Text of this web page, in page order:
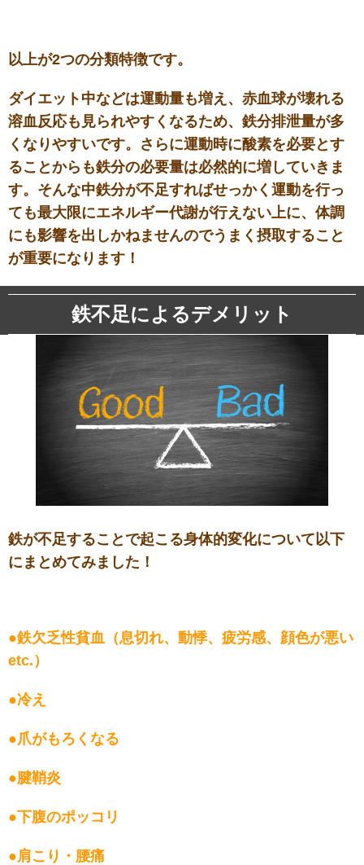
以上が2つの分類特徴です。
ダイエット中などは運動量も増え、赤血球が壊れる
溶血反応も見られやすくなるため、鉄分排泄量が多
くなりやすいです。さらに運動時に酸素を必要とす
ることからも鉄分の必要量は必然的に増していきま
す。そんな中鉄分が不足すればせっかく運動を行っ
ても最大限にエネルギー代謝が行えない上に、体調
にも影響を出しかねませんのでうまく摂取すること
が重要になります！
鉄不足によるデメリット
鉄が不足することで起こる身体的変化について以下
にまとめてみました！
●鉄欠乏性貧血（息切れ、動悸、疲労感、顔色が悪い
etc.）
●冷え
●爪がもろくなる
●腱鞘炎
●下腹のポッコリ
●肩こり・腰痛